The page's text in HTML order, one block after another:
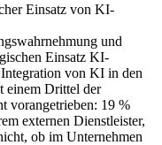
Einsatz von KI-
und
Einsatz KI-
von KI in den
einem Drittel der
vorangetrieben: 19 %
externen Dienstleister,
ob im Unternehmen